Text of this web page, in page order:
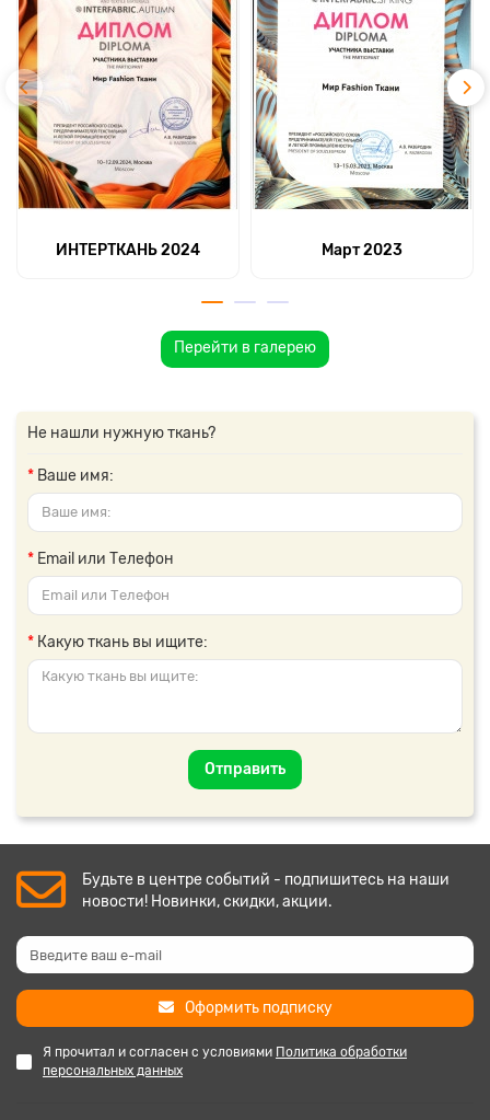
ИНТЕРТКАНЬ 2024 Март 2023
Перейти в галерею
Не нашли нужную ткань?
Ваше имя:
Email или Телефон
Какую ткань вы ищите:
Отправить
Будьте в центре событий - подпишитесь на наши
новости! Новинки, скидки, акции.
Оформить подписку
Я прочитал и согласен с условиями Политика обработки
персональных данных